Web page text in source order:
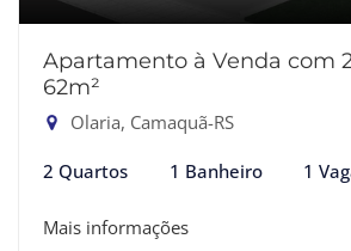
Apartamento à Venda com
62m²
Olaria, Camaquã-RS
2 Quartos 1 Banheiro 1
Mais informações